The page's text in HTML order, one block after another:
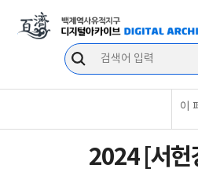
이
2024 [서헌